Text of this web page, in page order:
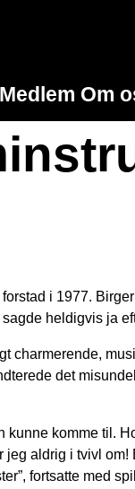
Om
i 1977.
heldigvis ja
charmerende,
det
komme til.
aldrig i tvivl
fortsatte med